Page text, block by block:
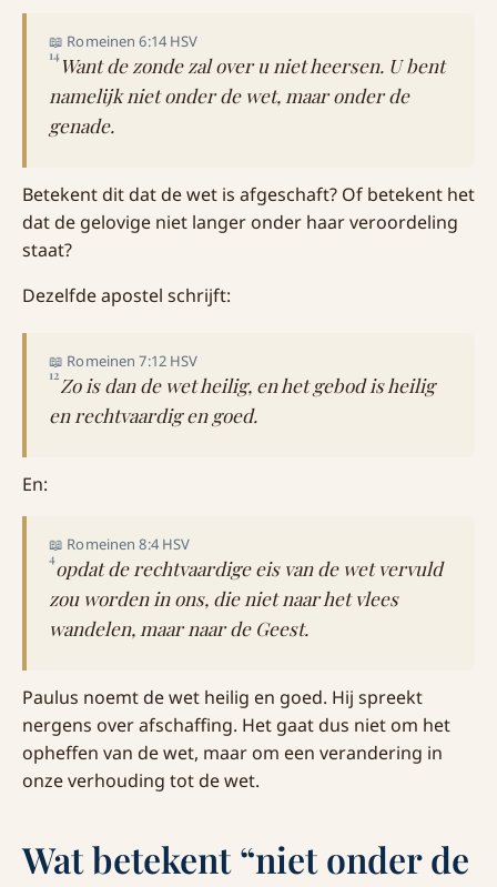
📖 Romeinen 6:14 HSV
14 Want de zonde zal over u niet heersen. U bent
namelijk niet onder de wet, maar onder de
genade.
Betekent dit dat de wet is afgeschaft? Of betekent het
dat de gelovige niet langer onder haar veroordeling
staat?
Dezelfde apostel schrijft:
📖 Romeinen 7:12 HSV
12Zo is dan de wet heilig, en het gebod is heilig
en rechtvaardig en goed.
En:
📖 Romeinen 8:4 HSV
4opdat de rechtvaardige eis van de wet vervuld
zou worden in ons, die niet naar het vlees
wandelen, maar naar de Geest.
Paulus noemt de wet heilig en goed. Hij spreekt
nergens over afschaffing. Het gaat dus niet om het
opheffen van de wet, maar om een verandering in
onze verhouding tot de wet.
Wat betekent “niet onder de